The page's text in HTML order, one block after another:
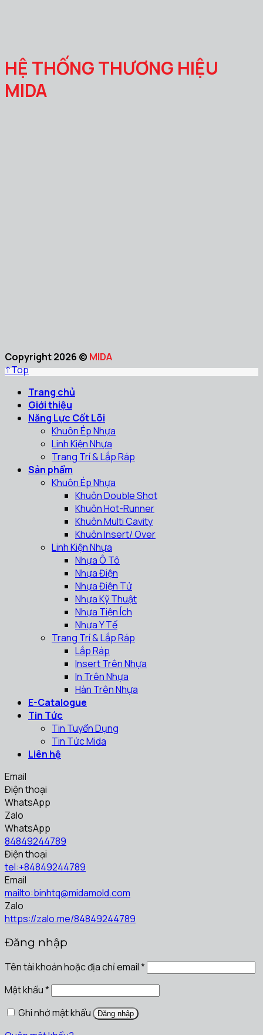
HỆ THỐNG THƯƠNG HIỆU
MIDA
Copyright 2026 © MIDA
↑Top
Trang chủ
Giới thiệu
Năng Lực Cốt Lõi
Khuôn Ép Nhựa
Linh Kiện Nhựa
Trang Trí & Lắp Ráp
Sản phẩm
Khuôn Ép Nhựa
Khuôn Double Shot
Khuôn Hot-Runner
Khuôn Multi Cavity
Khuôn Insert/ Over
Linh Kiện Nhựa
Nhựa Ô Tô
Nhựa Điện
Nhựa Điện Tử
Nhựa Kỹ Thuật
Nhựa Tiện Ích
Nhựa Y Tế
Trang Trí & Lắp Ráp
Lắp Ráp
Insert Trên Nhựa
In Trên Nhựa
Hàn Trên Nhựa
E-Catalogue
Tin Tức
Tin Tuyển Dụng
Tin Tức Mida
Liên hệ
Email
Điện thoại
WhatsApp
Zalo
WhatsApp
84849244789
Điện thoại
tel:+84849244789
Email
mailto:binhtq@midamold.com
Zalo
https://zalo.me/84849244789
Đăng nhập
Tên tài khoản hoặc địa chỉ email*
Mật khẩu*
Ghi nhớ mật khẩu
Đăng nhập